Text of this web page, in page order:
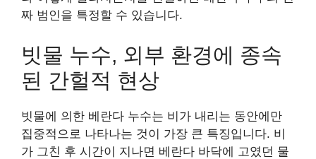
짜 범인을 특정할 수 있습니다.
빗물 누수, 외부 환경에 종속
된 간헐적 현상
빗물에 의한 베란다 누수는 비가 내리는 동안에만
집중적으로 나타나는 것이 가장 큰 특징입니다. 비
가 그친 후 시간이 지나면 베란다 바닥에 고였던 물